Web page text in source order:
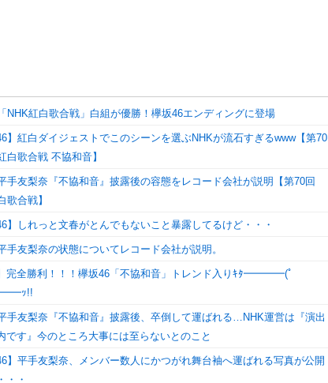
NHK紅白歌合戦」白組が優勝！欅坂46エンディングに登場
】紅白ダイジェストでこのシーンを選ぶNHKが流石すぎるwww【第70
白歌合戦 不協和音】
手友梨奈『不協和音』披露後の容態をレコード会社が説明【第70回
歌合戦】
】しれっと文春がとんでもないこと暴露してるけど・・・
手友梨奈の状態についてレコード会社が説明。
】完全勝利！！！欅坂46「不協和音」トレンド入りｷﾀ━━━━(ﾟ
ｯ!!
手友梨奈『不協和音』披露後、卒倒して運ばれる…NHK運営は『演出
です』今のところ大事には至らないとのこと
】平手友梨奈、メンバー数人にかつがれ舞台袖へ運ばれる写真が公開
・・